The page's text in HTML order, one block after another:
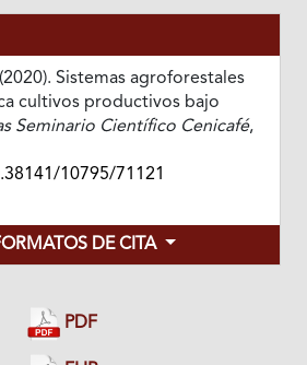
Sistemas agroforestales
cultivos productivos bajo
Seminario Científico Cenicafé,
10795/71121
DE CITA
PDF